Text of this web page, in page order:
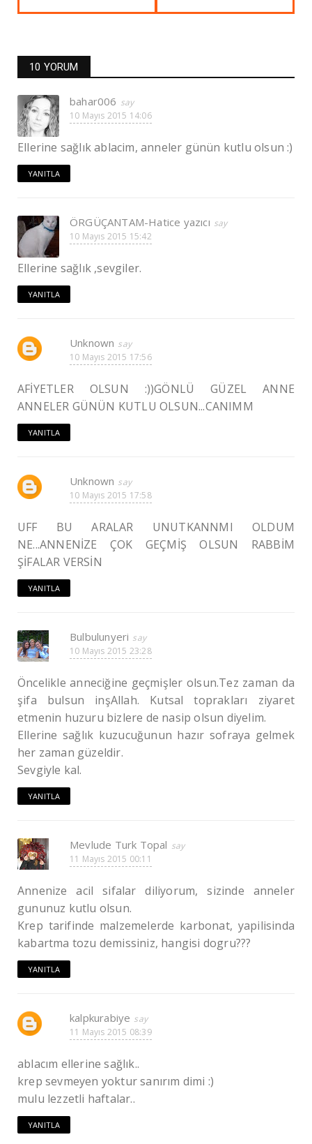
10 YORUM
bahar006
10 Mayıs 2015 14:06
Ellerine sağlık ablacim, anneler günün kutlu olsun :)
YANITLA
ÖRGÜÇANTAM-Hatice yazıcı
10 Mayıs 2015 15:42
Ellerine sağlık ,sevgiler.
YANITLA
Unknown
10 Mayıs 2015 17:56
AFİYETLER OLSUN :))GÖNLÜ GÜZEL ANNE
ANNELER GÜNÜN KUTLU OLSUN...CANIMM
YANITLA
Unknown
10 Mayıs 2015 17:58
UFF BU ARALAR UNUTKANNMI OLDUM
NE...ANNENİZE ÇOK GEÇMİŞ OLSUN RABBİM
ŞİFALAR VERSİN
YANITLA
Bulbulunyeri
10 Mayıs 2015 23:28
Öncelikle anneciğine geçmişler olsun.Tez zaman da
şifa bulsun inşAllah. Kutsal toprakları ziyaret
etmenin huzuru bizlere de nasip olsun diyelim.
Ellerine sağlık kuzucuğunun hazır sofraya gelmek
her zaman güzeldir.
Sevgiyle kal.
YANITLA
Mevlude Turk Topal
11 Mayıs 2015 00:11
Annenize acil sifalar diliyorum, sizinde anneler
gununuz kutlu olsun.
Krep tarifinde malzemelerde karbonat, yapilisinda
kabartma tozu demissiniz, hangisi dogru???
YANITLA
kalpkurabiye
11 Mayıs 2015 08:39
ablacım ellerine sağlık..
krep sevmeyen yoktur sanırım dimi :)
mulu lezzetli haftalar..
YANITLA